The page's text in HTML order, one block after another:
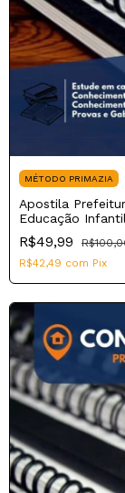
MÉTODO PRIMAZIA
Apostila
Educação Infantil
R$49,99
R$42,49 com Pix